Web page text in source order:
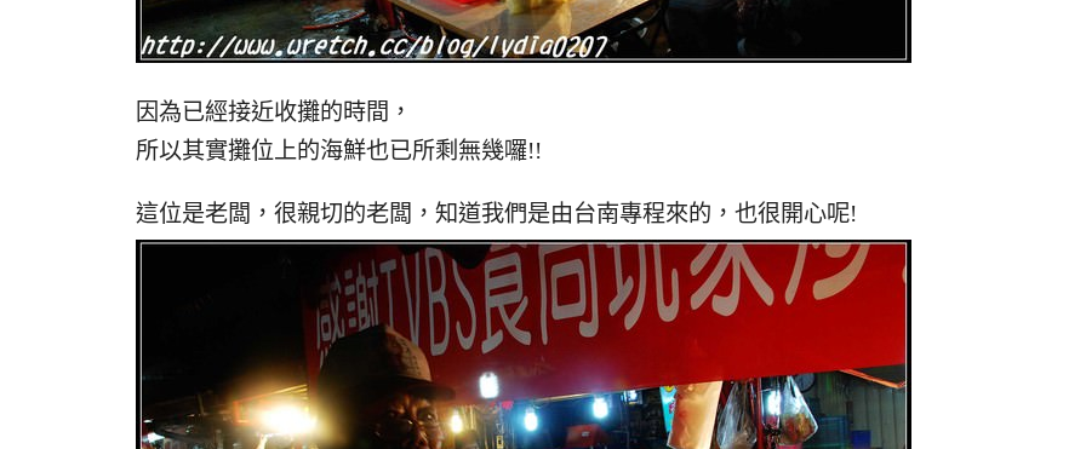
因為已經接近收攤的時間，
所以其實攤位上的海鮮也已所剩無幾囉!!
這位是老闆，很親切的老闆，知道我們是由台南專程來的，也很開心呢!